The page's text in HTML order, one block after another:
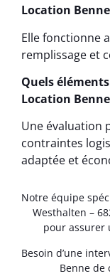
Location
Elle fonctionne
remplissage et
Quels
Location
Une évaluation
contraintes
adaptée et
Notre équipe
Westhalten –
pour assurer
Besoin d’une
Benne de